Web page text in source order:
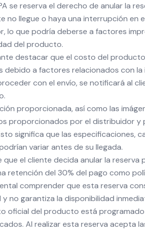
se reserva el derecho de anular la
no llegue o haya una interrupción en
lo que podría deberse a factores
del producto.
destacar que el costo del
debido a factores relacionados con
con el envío, se notificará al
proporcionada, así como las
proporcionados por el distribuidor y
significa que las especificaciones,
variar antes de su llegada.
que el cliente decida anular la reserva
retención del 30% del pago como
comprender que esta reserva
y no garantiza la disponibilidad
oficial del producto está
Al realizar esta reserva acepta